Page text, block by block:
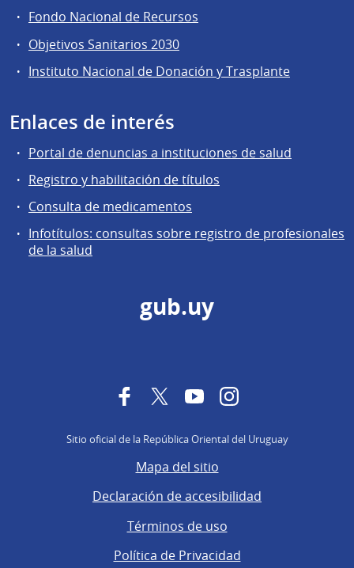
Fondo Nacional de Recursos
Objetivos Sanitarios 2030
Instituto Nacional de Donación y Trasplante
Enlaces de interés
Portal de denuncias a instituciones de salud
Registro y habilitación de títulos
Consulta de medicamentos
Infotítulos: consultas sobre registro de profesionales
de la salud
gub.uy
FacebookTwitterYouTubeInstagram
Sitio oficial de la República Oriental del Uruguay
Mapa del sitio
Declaración de accesibilidad
Términos de uso
Política de Privacidad